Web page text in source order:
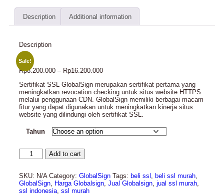
Description Additional information
Description
Sale!
Rp8.200.000 – Rp16.200.000
Sertifikat SSL GlobalSign merupakan sertifikat pertama yang
meningkatkan revocation checking untuk situs website HTTPS
melalui penggunaan CDN. GlobalSign memiliki berbagai macam
fitur yang dapat digunakan untuk meningkatkan kinerja situs
website yang dilindungi oleh sertifikat SSL.
Tahun
Add to cart
SKU: N/A Category: GlobalSign Tags: beli ssl beli ssl murah
GlobalSign Harga Globalsign Jual Globalsign jual ssl murah
ssl indonesia ssl murah